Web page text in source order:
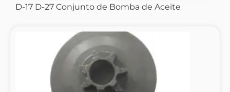
D-17 D-27 Conjunto de Bomba de Aceite